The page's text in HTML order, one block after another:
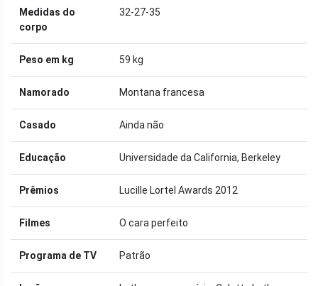
Medidas do
corpo
32-27-35
Peso em kg 59 kg
Namorado Montana francesa
Casado Ainda não
Educação Universidade da California, Berkeley
Prêmios Lucille Lortel Awards 2012
Filmes O cara perfeito
Programa de TV Patrão